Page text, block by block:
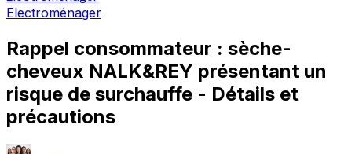
Electroménager
Rappel consommateur : sèche-
cheveux NALK&REY présentant un
risque de surchauffe - Détails et
précautions